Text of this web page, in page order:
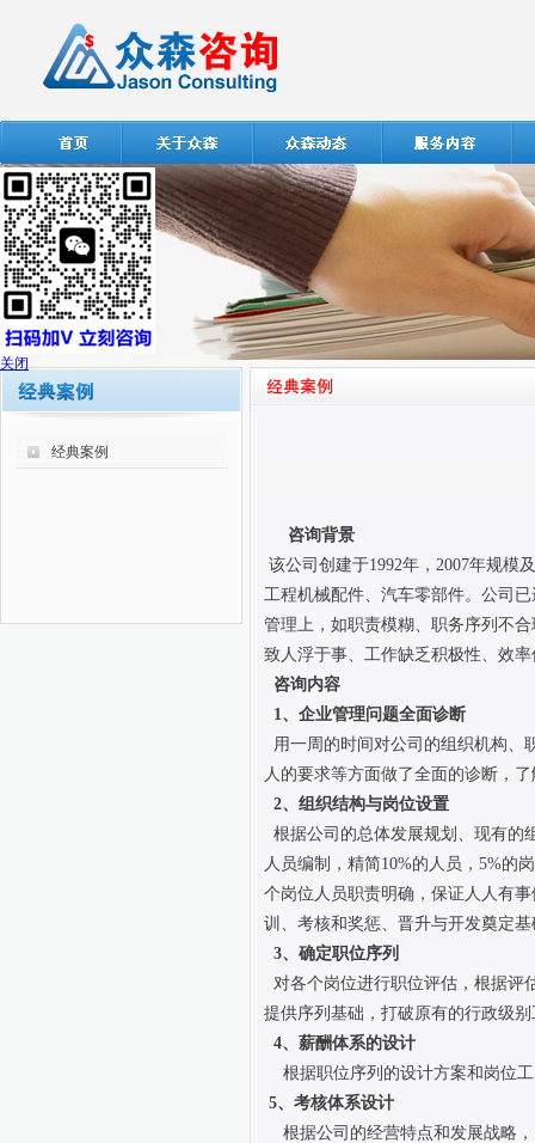
经典案例
咨询背景
该公司创建于1992年，2007年规模
工程机械配件、汽车零部件。公司
管理上，如职责模糊、职务序列不
致人浮于事、工作缺乏积极性、效
咨询内容
1、企业管理问题全面诊断
用一周的时间对公司的组织机构、
人的要求等方面做了全面的诊断，
2、组织结构与岗位设置
根据公司的总体发展规划、现有的
人员编制，精简10%的人员，5%的
个岗位人员职责明确，保证人人有
训、考核和奖惩、晋升与开发奠定
3、确定职位序列
对各个岗位进行职位评估，根据评
提供序列基础，打破原有的行政级
4、薪酬体系的设计
根据职位序列的设计方案和岗位
5、考核体系设计
根据公司的经营特点和发展战略
关闭